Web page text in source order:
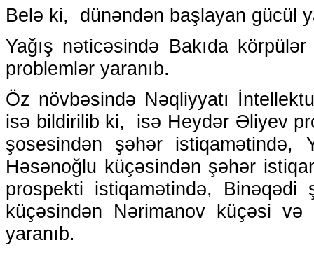
Belə ki, dünəndən başlayan gücül
Yağış nəticəsində Bakıda
problemlər yaranıb.
Öz növbəsində Nəqliyyatı
isə bildirilib ki, isə Heydər Əliyev
şosesindən şəhər
Həsənoğlu küçəsindən şəhər
prospekti istiqamətində,
küçəsindən Nərimanov küçəsi
yaranıb.